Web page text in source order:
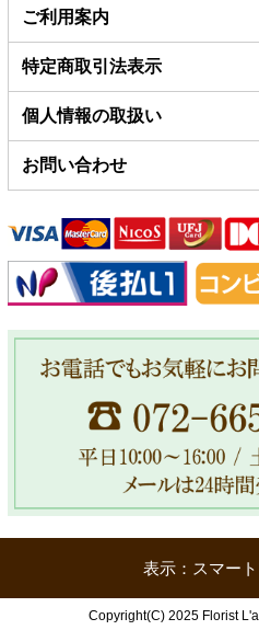
ご利用案内
特定商取引法表示
個人情報の取扱い
お問い合わせ
表示：スマート
Copyright(C) 2025 Florist